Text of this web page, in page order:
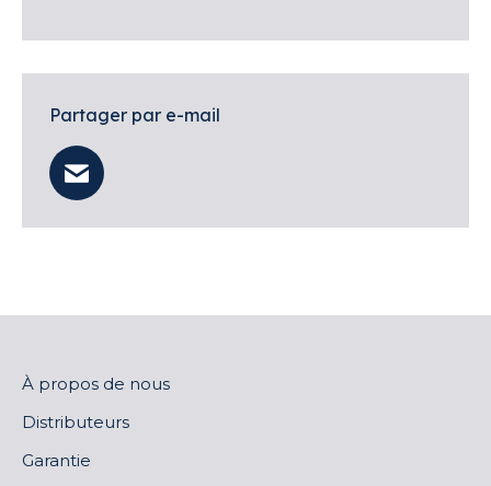
Partager par e-mail
À propos de nous
Distributeurs
Garantie